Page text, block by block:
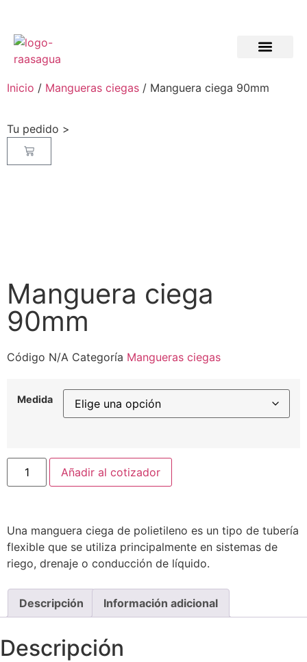
Inicio / Mangueras ciegas / Manguera ciega 90mm
Tu pedido >
Manguera ciega
90mm
Código N/A Categoría Mangueras ciegas
Medida
Añadir al cotizador
Una manguera ciega de polietileno es un tipo de tubería
flexible que se utiliza principalmente en sistemas de
riego, drenaje o conducción de líquido.
Descripción Información adicional
Descripción